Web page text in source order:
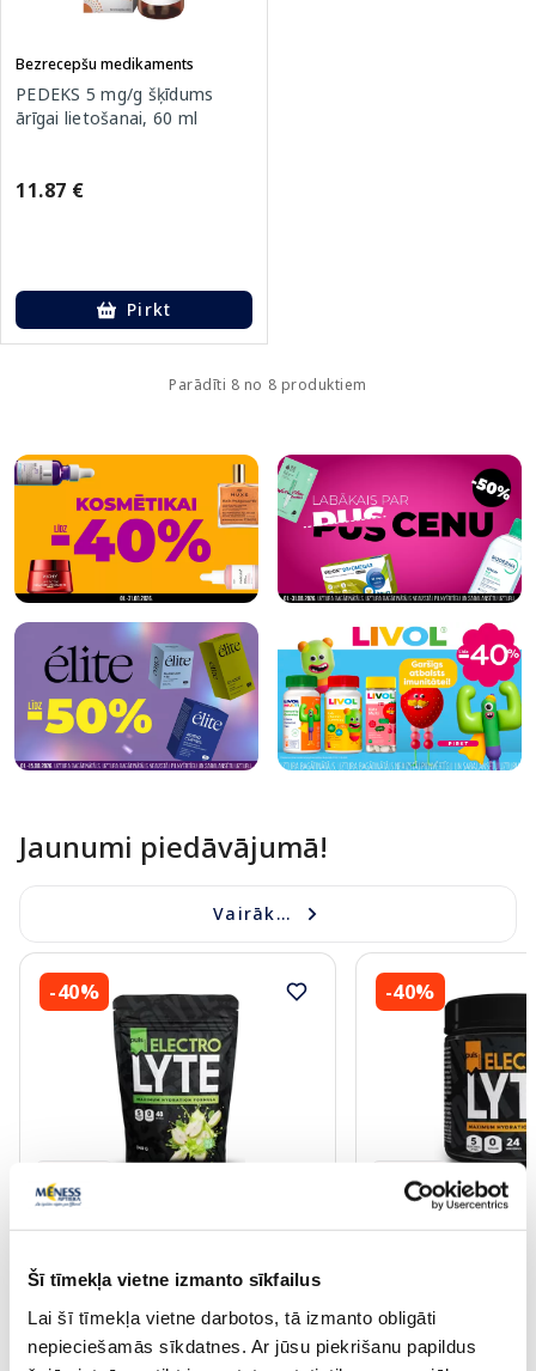
Šī tīmekļa vietne izmanto sīkfailus
Lai šī tīmekļa vietne darbotos, tā izmanto obligāti
nepieciešamās sīkdatnes. Ar jūsu piekrišanu papildus
Bezrecepšu medikaments
PEDEKS 5 mg/g šķīdums
ārīgai lietošanai, 60 ml
11.87 €
Pirkt
Parādīti 8 no 8 produktiem
Jaunumi piedāvājumā!
Vairāk...
-40%
PULS NUTRITION Electrolyte Juicy
Pear pulveris, 240 g
10.61 € 17.69 €
-40%
PULS NUTRITION
Orange-Mango
7.37 €